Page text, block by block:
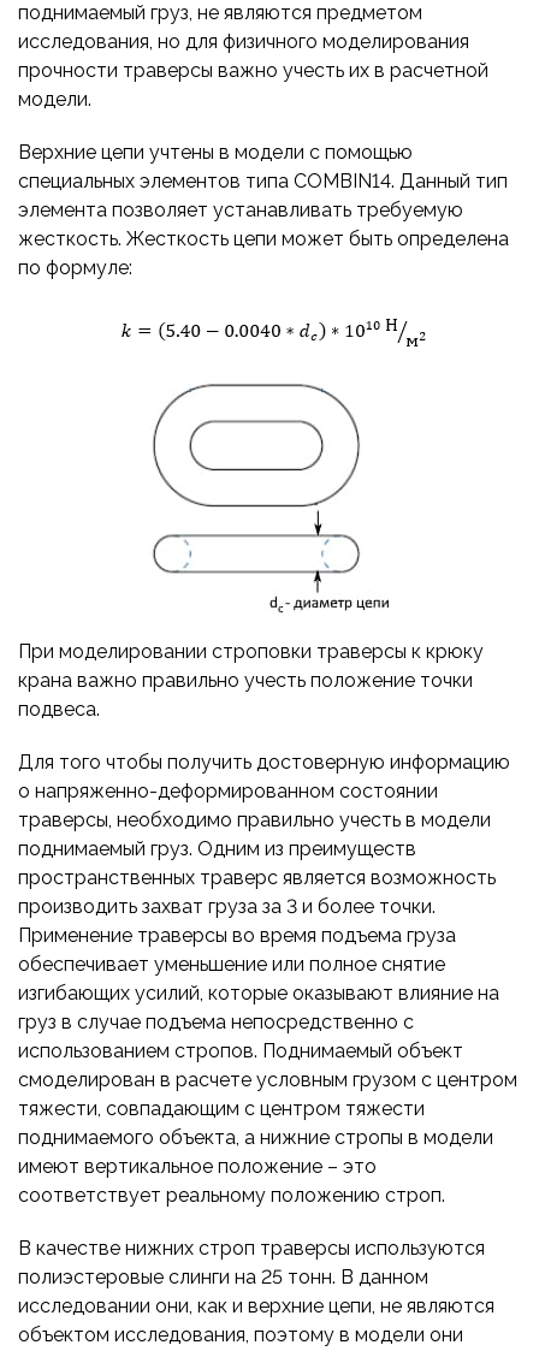
поднимаемый груз, не являются предметом
исследования, но для физичного моделирования
прочности траверсы важно учесть их в расчетной
модели.
Верхние цепи учтены в модели с помощью
специальных элементов типа COMBIN14. Данный тип
элемента позволяет устанавливать требуемую
жесткость. Жесткость цепи может быть определена
по формуле:
При моделировании строповки траверсы к крюку
крана важно правильно учесть положение точки
подвеса.
Для того чтобы получить достоверную информацию
о напряженно-деформированном состоянии
траверсы, необходимо правильно учесть в модели
поднимаемый груз. Одним из преимуществ
пространственных траверс является возможность
производить захват груза за 3 и более точки.
Применение траверсы во время подъема груза
обеспечивает уменьшение или полное снятие
изгибающих усилий, которые оказывают влияние на
груз в случае подъема непосредственно с
использованием стропов. Поднимаемый объект
смоделирован в расчете условным грузом с центром
тяжести, совпадающим с центром тяжести
поднимаемого объекта, а нижние стропы в модели
имеют вертикальное положение – это
соответствует реальному положению строп.
В качестве нижних строп траверсы используются
полиэстеровые слинги на 25 тонн. В данном
исследовании они, как и верхние цепи, не являются
объектом исследования, поэтому в модели они